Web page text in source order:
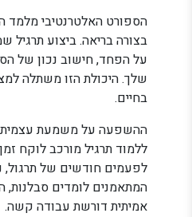
הספורט האלטרנטיבי מלמד
בצורה בריאה. ביצוע תרגיל
על הפחד, חישוב נכון של
שלך. היכולת הזו משתלה
בחיים.
ההשפעה על משמעת עצמית
ללמוד תרגיל מורכב לוקח
לפעמים חודשים של תרגול,
המתאמנים לומדים
אמיתית דורשת עבודה קשה.